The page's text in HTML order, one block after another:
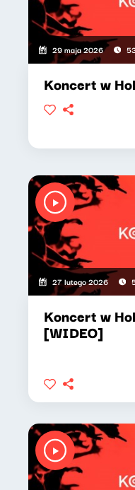
29 maja 2026
Koncert w
27 lutego 2026
Koncert w
[WIDEO]